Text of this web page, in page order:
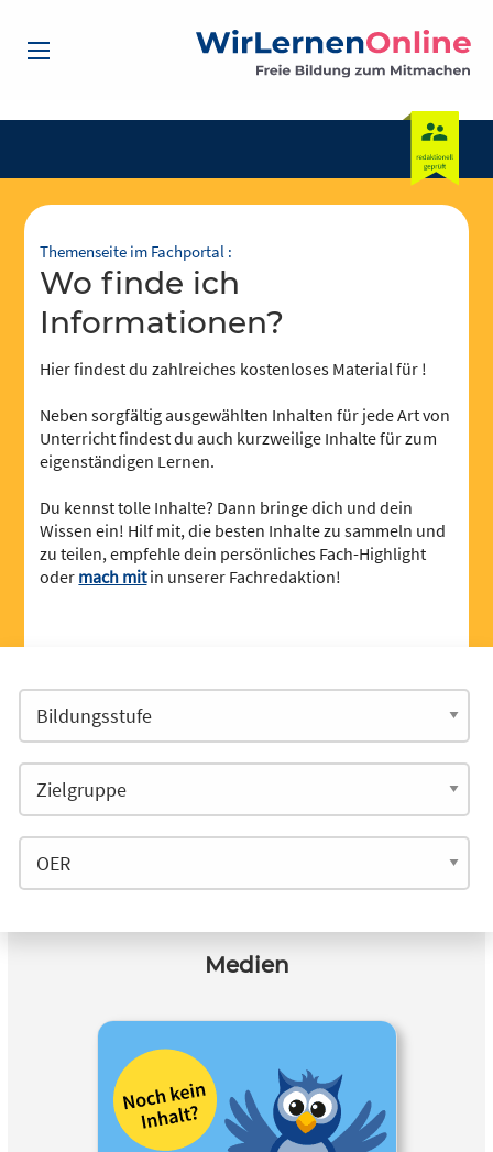
Themenseite im Fachportal :
Wo finde ich
Informationen?
Hier findest du zahlreiches kostenloses Material für !
Neben sorgfältig ausgewählten Inhalten für jede Art von
Unterricht findest du auch kurzweilige Inhalte für zum
eigenständigen Lernen.
Du kennst tolle Inhalte? Dann bringe dich und dein
Wissen ein! Hilf mit, die besten Inhalte zu sammeln und
zu teilen, empfehle dein persönliches Fach-Highlight
oder mach mitin unserer Fachredaktion!
Medien